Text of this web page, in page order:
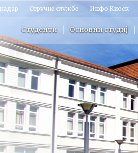
Стручне службе Инфо Киоск
Студенти Основни студиј